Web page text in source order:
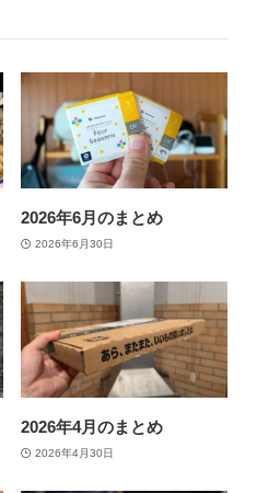
2026年6月のまとめ
2026年6月30日
2026年4月のまとめ
2026年4月30日